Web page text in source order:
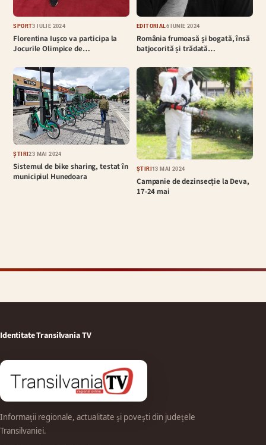
SPORT3 IULIE 2024
Florentina Iușco va participa la
Jocurile Olimpice de…
EDITORIAL6 IUNIE 2024
România frumoasă și bogată, însă
batjocorită și trădată…
ȘTIRI23 MAI 2024
Sistemul de bike sharing, testat în
municipiul Hunedoara
ȘTIRI13 MAI 2024
Campanie de dezinsecție la Deva,
17-24 mai
Identitate Transilvania TV
Informații regionale, actualitate și povești din județele
Transilvaniei.